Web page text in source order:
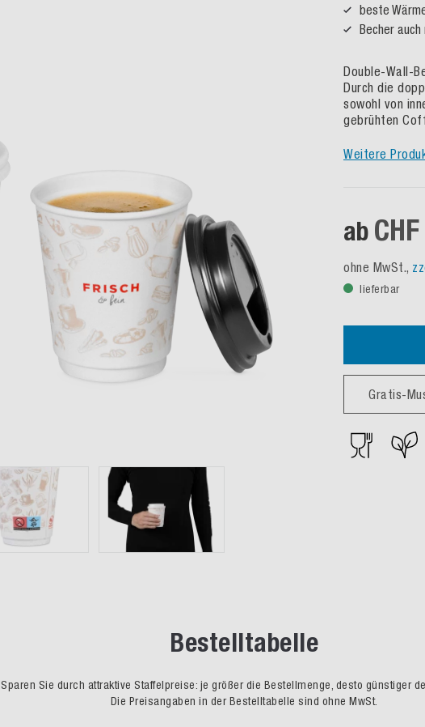
beste
Becher
Double-Wall-
Durch die
sowohl von
gebrühten
Weitere
ab
ohne MwSt.,
lieferbar
Gratis-
Bestelltabelle
Sparen Sie durch attraktive Staffelpreise: je größer die Bestellmenge, desto günstiger
Die Preisangaben in der Bestelltabelle sind ohne MwSt.